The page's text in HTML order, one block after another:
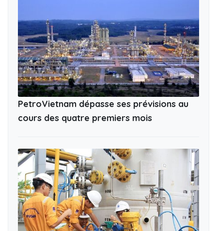
PetroVietnam dépasse ses prévisions au
cours des quatre premiers mois